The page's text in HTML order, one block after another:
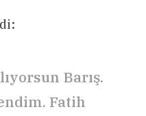
Barış.
Fatih